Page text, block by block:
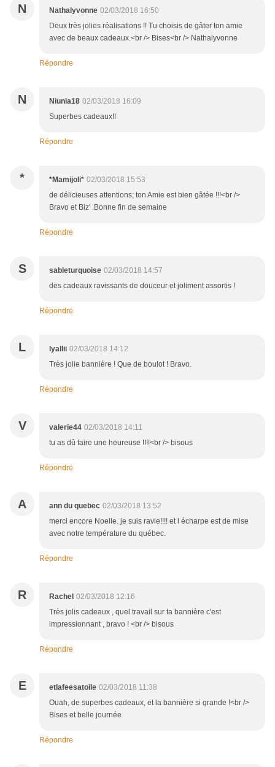
N Nathalyvonne 02/03/2018 16:50
Deux très jolies réalisations !! Tu choisis de gâter ton amie
avec de beaux cadeaux.<br /> Bises<br /> Nathalyvonne
Répondre
N Niunia18 02/03/2018 16:09
Superbes cadeaux!!
Répondre
* *Mamijoli* 02/03/2018 15:53
de délicieuses attentions; ton Amie est bien gâtée !!!<br />
Bravo et Biz' .Bonne fin de semaine
Répondre
S sableturquoise 02/03/2018 14:57
des cadeaux ravissants de douceur et joliment assortis !
Répondre
L lyallii 02/03/2018 14:12
Très jolie bannière ! Que de boulot ! Bravo.
Répondre
V valerie44 02/03/2018 14:11
tu as dû faire une heureuse !!!!<br /> bisous
Répondre
A ann du quebec 02/03/2018 13:52
merci encore Noelle. je suis ravie!!!! et l écharpe est de mise
avec notre température du québec.
Répondre
R Rachel 02/03/2018 12:16
Très jolis cadeaux , quel travail sur ta bannière c'est
impressionnant , bravo ! <br /> bisous
Répondre
E etlafeesatoile 02/03/2018 11:38
Ouah, de superbes cadeaux, et la bannière si grande !<br />
Bises et belle journée
Répondre